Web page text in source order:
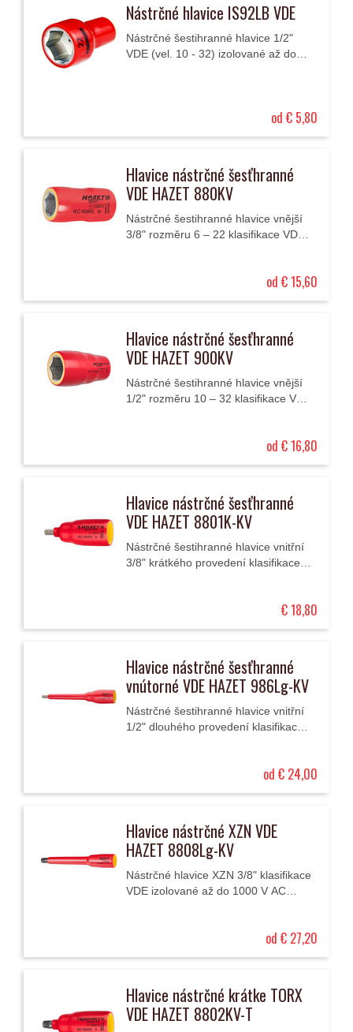
Nástrčné hlavice IS92LB VDE
Nástrčné šestihranné hlavice 1/2"
VDE (vel. 10 - 32) izolované až do
od € 5,80
Hlavice nástrčné šesťhranné
VDE HAZET 880KV
Nástrčné šestihranné hlavice vnější
3/8" rozměru 6 – 22 klasifikace VDE
od € 15,60
Hlavice nástrčné šesťhranné
VDE HAZET 900KV
Nástrčné šestihranné hlavice vnější
1/2" rozměru 10 – 32 klasifikace VDE
od € 16,80
Hlavice nástrčné šesťhranné
VDE HAZET 8801K-KV
Nástrčné šestihranné hlavice vnitřní
3/8" krátkého provedení klasifikace
€ 18,80
Hlavice nástrčné šesťhranné
vnútorné VDE HAZET 986Lg-KV
Nástrčné šestihranné hlavice vnitřní
1/2" dlouhého provedení klasifikace
od € 24,00
Hlavice nástrčné XZN VDE
HAZET 8808Lg-KV
Nástrčné hlavice XZN 3/8" klasifikace
VDE izolované až do 1000 V AC
od € 27,20
Hlavice nástrčné krátke TORX
VDE HAZET 8802KV-T